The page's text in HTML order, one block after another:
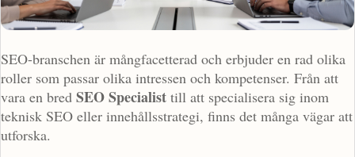
SEO-branschen är mångfacetterad och erbjuder en rad olika
roller som passar olika intressen och kompetenser. Från att
vara en bred SEO Specialist till att specialisera sig inom
teknisk SEO eller innehållsstrategi, finns det många vägar att
utforska.